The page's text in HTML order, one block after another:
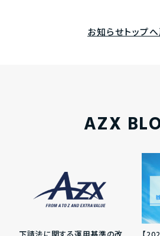
お知らせトップ
AZX